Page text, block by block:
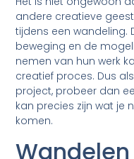
andere creatieve
tijdens een wandeling.
beweging en de
nemen van hun werk
creatief proces. Dus
project, probeer dan
kan precies zijn wat je
komen.